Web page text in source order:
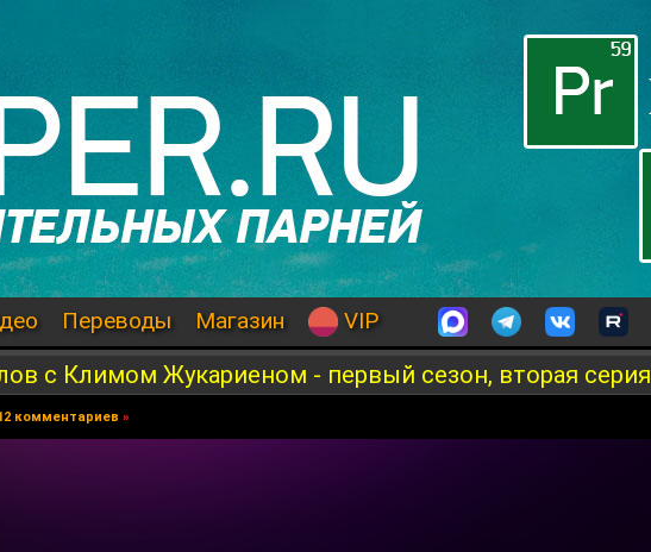
Переводы Магазин VIP
с Климом Жукариеном - первый сезон, вторая серия
комментариев »